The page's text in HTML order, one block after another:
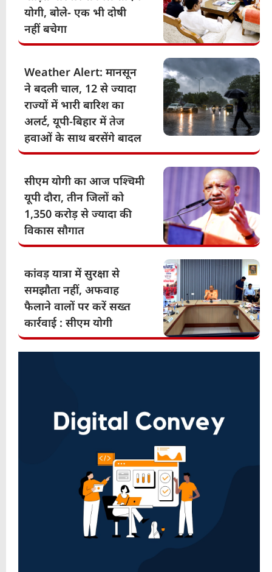
योगी, बोले- एक भी दोषी
नहीं बचेगा
Weather Alert: मानसून
ने बदली चाल, 12 से ज्यादा
राज्यों में भारी बारिश का
अलर्ट, यूपी-बिहार में तेज
हवाओं के साथ बरसेंगे बादल
सीएम योगी का आज पश्चिमी
यूपी दौरा, तीन जिलों को
1,350 करोड़ से ज्यादा की
विकास सौगात
कांवड़ यात्रा में सुरक्षा से
समझौता नहीं, अफवाह
फैलाने वालों पर करें सख्त
कार्रवाई : सीएम योगी